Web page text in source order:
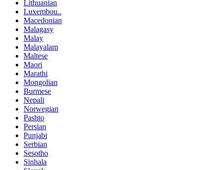
Lithuanian
Luxembou..
Macedonian
Malagasy
Malay
Malayalam
Maltese
Maori
Marathi
Mongolian
Burmese
Nepali
Norwegian
Pashto
Persian
Punjabi
Serbian
Sesotho
Sinhala